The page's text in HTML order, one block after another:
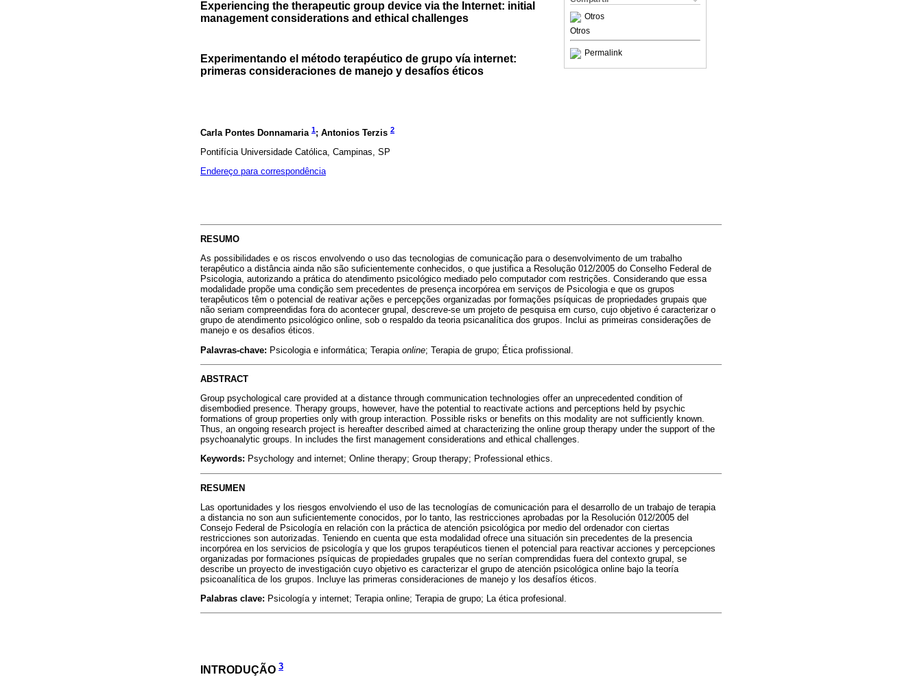
Otros
Otros
Permalink
Experiencing the therapeutic group device via the Internet: initial
management considerations and ethical challenges
Experimentando el método terapéutico de grupo vía internet:
primeras consideraciones de manejo y desafíos éticos
Carla Pontes Donnamaria 1; Antonios Terzis 2
Pontifícia Universidade Católica, Campinas, SP
Endereço para correspondência
RESUMO
As possibilidades e os riscos envolvendo o uso das tecnologias de comunicação para o desenvolvimento de um trabalho
terapêutico a distância ainda não são suficientemente conhecidos, o que justifica a Resolução 012/2005 do Conselho Federal de
Psicologia, autorizando a prática do atendimento psicológico mediado pelo computador com restrições. Considerando que essa
modalidade propõe uma condição sem precedentes de presença incorpórea em serviços de Psicologia e que os grupos
terapêuticos têm o potencial de reativar ações e percepções organizadas por formações psíquicas de propriedades grupais que
não seriam compreendidas fora do acontecer grupal, descreve-se um projeto de pesquisa em curso, cujo objetivo é caracterizar o
grupo de atendimento psicológico online, sob o respaldo da teoria psicanalítica dos grupos. Inclui as primeiras considerações de
manejo e os desafios éticos.
Palavras-chave: Psicologia e informática; Terapia online; Terapia de grupo; Ética profissional.
ABSTRACT
Group psychological care provided at a distance through communication technologies offer an unprecedented condition of
disembodied presence. Therapy groups, however, have the potential to reactivate actions and perceptions held by psychic
formations of group properties only with group interaction. Possible risks or benefits on this modality are not sufficiently known.
Thus, an ongoing research project is hereafter described aimed at characterizing the online group therapy under the support of the
psychoanalytic groups. In includes the first management considerations and ethical challenges.
Keywords: Psychology and internet; Online therapy; Group therapy; Professional ethics.
RESUMEN
Las oportunidades y los riesgos envolviendo el uso de las tecnologías de comunicación para el desarrollo de un trabajo de terapia
a distancia no son aun suficientemente conocidos, por lo tanto, las restricciones aprobadas por la Resolución 012/2005 del
Consejo Federal de Psicología en relación con la práctica de atención psicológica por medio del ordenador con ciertas
restricciones son autorizadas. Teniendo en cuenta que esta modalidad ofrece una situación sin precedentes de la presencia
incorpórea en los servicios de psicología y que los grupos terapéuticos tienen el potencial para reactivar acciones y percepciones
organizadas por formaciones psíquicas de propiedades grupales que no serían comprendidas fuera del contexto grupal, se
describe un proyecto de investigación cuyo objetivo es caracterizar el grupo de atención psicológica online bajo la teoría
psicoanalítica de los grupos. Incluye las primeras consideraciones de manejo y los desafíos éticos.
Palabras clave: Psicología y internet; Terapia online; Terapia de grupo; La ética profesional.
INTRODUÇÃO 3